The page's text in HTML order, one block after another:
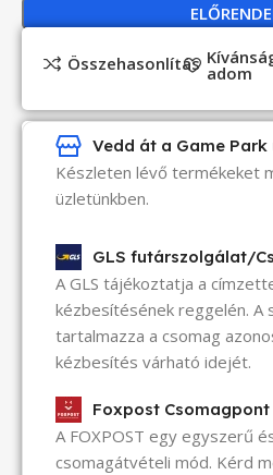
Összehasonlítás adom
Vedd át a Game Park
Készleten lévő termékeket
üzletünkben.
GLS futárszolgálat/
A GLS tájékoztatja a
kézbesítésének reggelén. A
tartalmazza a csomag
kézbesítés várható idejét.
Foxpost Csomagpont
A FOXPOST egy egyszerű
csomagátvételi mód. Kérd